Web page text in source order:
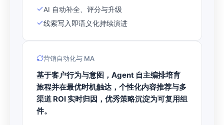
AI 自动补全、评分与升级
线索写入即语义化持续演进
营销自动化与 MA
基于客户行为与意图，Agent 自主编排培育
旅程并在最优时机触达，个性化内容推荐与多
渠道 ROI 实时归因，优秀策略沉淀为可复用组
件。